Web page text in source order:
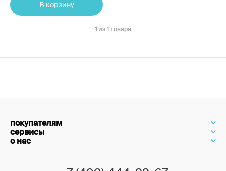
В корзину
1 из 1 товара
покупателям
сервисы
о нас